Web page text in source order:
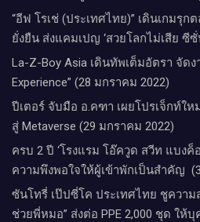
“อีฟ โรเช่ (ประเทศไทย)” เดินเกมรุ
ยั่งยืน ส่งแคมเปญ ‘สวยโลกไม่เสีย ซีซั่
La-Z-Boy Asia เดินทัพเต็มอัตรา จัดง
Experience” (28 มกราคม 2022)
ปีเตอร์ จับมือ อ.คฑา เผยโปรเจ็กท์ใ
สู่ Metaverse (29 มกราคม 2022)
ครบ 2 ปี ‘โรงแรม โอ๊ควูด สวีท แบงค็
ความพึงพอใจให้ผู้เข้าพักเป็นสำคัญ
ซันโทรี่ เป๊ปซี่โค ประเทศไทย ชูความ
ช่วยพี่หมอ” ส่งต่อ PPE 2,000 ชุด ให้